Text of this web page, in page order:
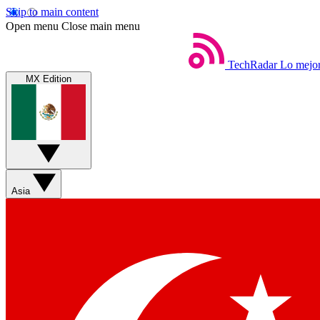
Skip to main content
Open menu Close main menu
TechRadar Lo
MX Edition
Asia